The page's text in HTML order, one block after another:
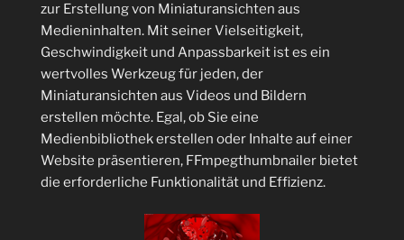
zur Erstellung von Miniaturansichten aus
Medieninhalten. Mit seiner Vielseitigkeit,
Geschwindigkeit und Anpassbarkeit ist es ein
wertvolles Werkzeug für jeden, der
Miniaturansichten aus Videos und Bildern
erstellen möchte. Egal, ob Sie eine
Medienbibliothek erstellen oder Inhalte auf einer
Website präsentieren, FFmpegthumbnailer bietet
die erforderliche Funktionalität und Effizienz.